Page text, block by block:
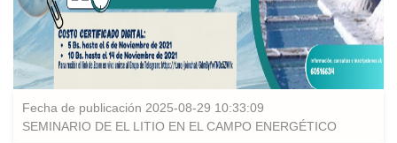
Fecha de publicación 2025-08-29 10:33:09
SEMINARIO DE EL LITIO EN EL CAMPO ENERGÉTICO